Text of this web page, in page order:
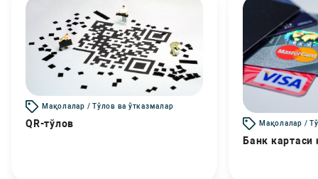
Мақолалар / Тўлов ва ўтказмалар
QR-тўлов Мақолалар /
Банк картаси